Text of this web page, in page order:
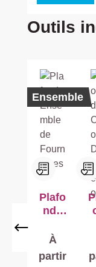
Ignorer la
Outils
%
Nouveau
Ensemble
Plafo
nd -
mble
de
Fourn
À
partir